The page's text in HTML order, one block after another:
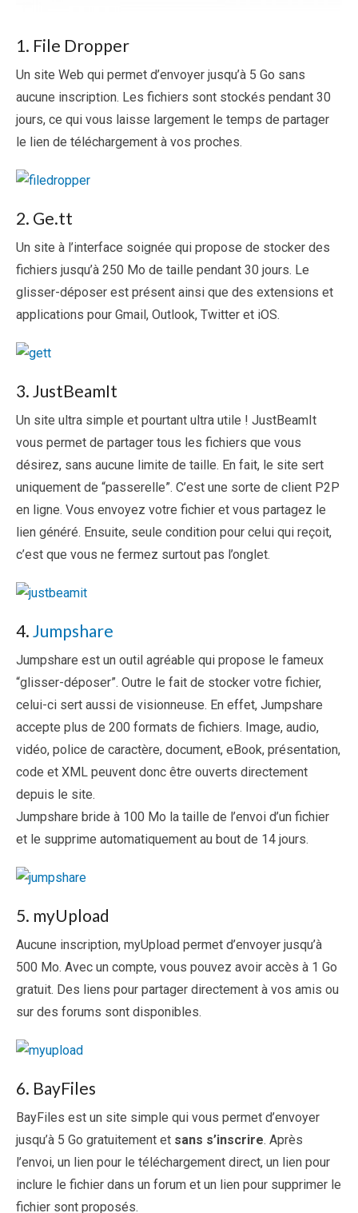
1. File Dropper
Un site Web qui permet d’envoyer jusqu’à 5 Go sans
aucune inscription. Les fichiers sont stockés pendant 30
jours, ce qui vous laisse largement le temps de partager
le lien de téléchargement à vos proches.
2. Ge.tt
Un site à l’interface soignée qui propose de stocker des
fichiers jusqu’à 250 Mo de taille pendant 30 jours. Le
glisser-déposer est présent ainsi que des extensions et
applications pour Gmail, Outlook, Twitter et iOS.
3. JustBeamIt
Un site ultra simple et pourtant ultra utile ! JustBeamIt
vous permet de partager tous les fichiers que vous
désirez, sans aucune limite de taille. En fait, le site sert
uniquement de “passerelle”. C’est une sorte de client P2P
en ligne. Vous envoyez votre fichier et vous partagez le
lien généré. Ensuite, seule condition pour celui qui reçoit,
c’est que vous ne fermez surtout pas l’onglet.
4. Jumpshare
Jumpshare est un outil agréable qui propose le fameux
“glisser-déposer”. Outre le fait de stocker votre fichier,
celui-ci sert aussi de visionneuse. En effet, Jumpshare
accepte plus de 200 formats de fichiers. Image, audio,
vidéo, police de caractère, document, eBook, présentation,
code et XML peuvent donc être ouverts directement
depuis le site.
Jumpshare bride à 100 Mo la taille de l’envoi d’un fichier
et le supprime automatiquement au bout de 14 jours.
5. myUpload
Aucune inscription, myUpload permet d’envoyer jusqu’à
500 Mo. Avec un compte, vous pouvez avoir accès à 1 Go
gratuit. Des liens pour partager directement à vos amis ou
sur des forums sont disponibles.
6. BayFiles
BayFiles est un site simple qui vous permet d’envoyer
jusqu’à 5 Go gratuitement et sans s’inscrire. Après
l’envoi, un lien pour le téléchargement direct, un lien pour
inclure le fichier dans un forum et un lien pour supprimer le
fichier sont proposés.